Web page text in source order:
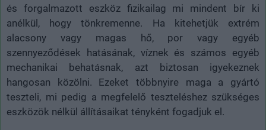
és forgalmazott eszköz fizikailag mi mindent bír ki
anélkül, hogy tönkremenne. Ha kitehetjük extrém
alacsony vagy magas hő, por vagy egyéb
szennyeződések hatásának, víznek és számos egyéb
mechanikai behatásnak, azt biztosan igyekeznek
hangosan közölni. Ezeket többnyire maga a gyártó
teszteli, mi pedig a megfelelő teszteléshez szükséges
eszközök nélkül állításaikat tényként fogadjuk el.